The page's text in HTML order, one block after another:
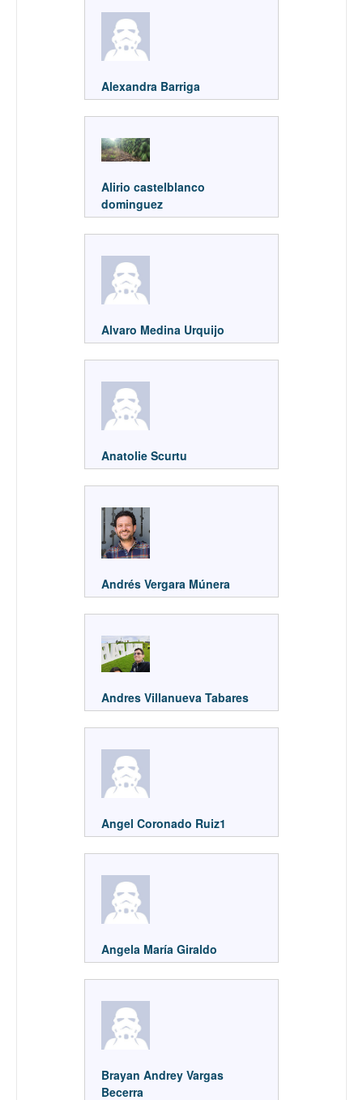
Alexandra Barriga
Alirio castelblanco
dominguez
Alvaro Medina Urquijo
Anatolie Scurtu
Andrés Vergara Múnera
Andres Villanueva Tabares
Angel Coronado Ruiz1
Angela María Giraldo
Brayan Andrey Vargas
Becerra